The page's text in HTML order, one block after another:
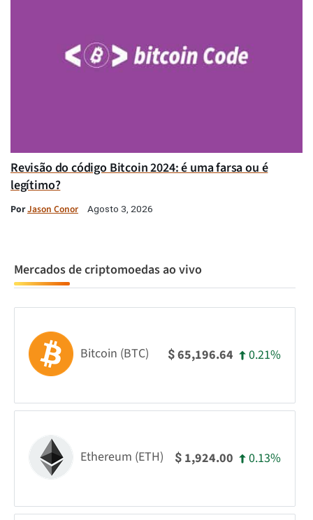
Revisão do código Bitcoin 2024: é uma farsa ou é
legítimo?
PorJason Conor Agosto 3, 2026
Mercados de criptomoedas ao vivo
Bitcoin (BTC) $65,196.64 0.21%
Ethereum (ETH) $ 1,924.00 0.13%